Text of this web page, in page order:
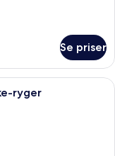
Se priser
med en stor seng,
ryger